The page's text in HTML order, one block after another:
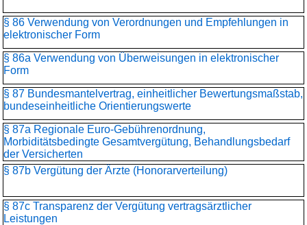
§ 86 Verwendung von Verordnungen und Empfehlungen in
elektronischer Form
§ 86a Verwendung von Überweisungen in elektronischer
Form
§ 87 Bundesmantelvertrag, einheitlicher Bewertungsmaßstab,
bundeseinheitliche Orientierungswerte
§ 87a Regionale Euro-Gebührenordnung,
Morbiditätsbedingte Gesamtvergütung, Behandlungsbedarf
der Versicherten
§ 87b Vergütung der Ärzte (Honorarverteilung)
§ 87c Transparenz der Vergütung vertragsärztlicher
Leistungen